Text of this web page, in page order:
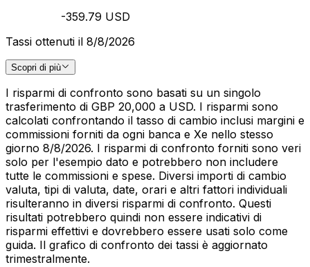
-359.79 USD
Tassi ottenuti il 8/8/2026
Scopri di più
I risparmi di confronto sono basati su un singolo
trasferimento di GBP 20,000 a USD. I risparmi sono
calcolati confrontando il tasso di cambio inclusi margini e
commissioni forniti da ogni banca e Xe nello stesso
giorno 8/8/2026. I risparmi di confronto forniti sono veri
solo per l'esempio dato e potrebbero non includere
tutte le commissioni e spese. Diversi importi di cambio
valuta, tipi di valuta, date, orari e altri fattori individuali
risulteranno in diversi risparmi di confronto. Questi
risultati potrebbero quindi non essere indicativi di
risparmi effettivi e dovrebbero essere usati solo come
guida. Il grafico di confronto dei tassi è aggiornato
trimestralmente.